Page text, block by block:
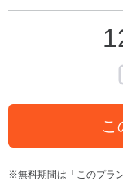
こ
無料期間は「このプラ